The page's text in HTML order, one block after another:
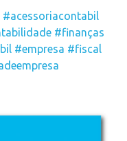
#acessoriacontabil
#finanças
#empresa #fiscal